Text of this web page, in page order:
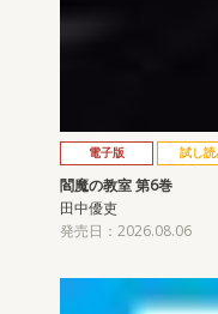
電子版 試し
閻魔の教室 第6巻
田中優吏
発売日：2026.08.06